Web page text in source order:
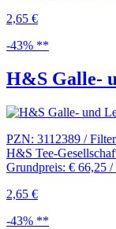
2,65 €
-43% **
H&S Galle-
PZN: 3112389 /
H&S Tee-
Grundpreis: € 66,25 /
2,65 €
-43% **